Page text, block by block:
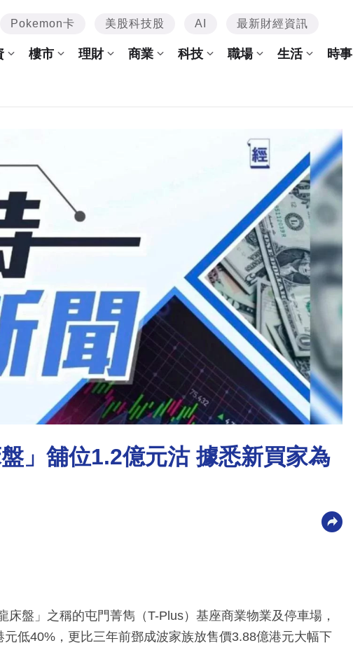
Pokemon卡 美股科技股 AI 最新財經資訊
樓市 理財 商業 科技 職場 生活 時事
」舖位1.2億元沽 據悉新買家為
盤」之稱的屯門菁雋（T-Plus）基座商業物業及停車場，
低40%，更比三年前鄧成波家族放售價3.88億港元大幅下